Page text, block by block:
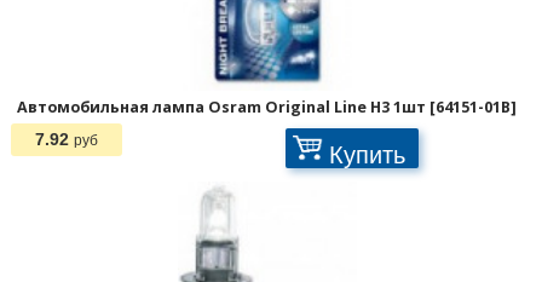
Автомобильная лампа Osram Original Line H3 1шт [64151-01B]
7.92 руб Купить